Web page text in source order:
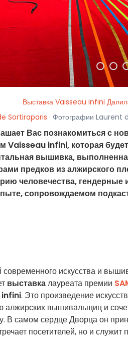
Выставка Vaisseau infini
Sortiraparis · Фотографии Laurent
Вас познакомиться с
Vaisseau infini, которая
вышивка,
предков из алжирского
человечества,
сопровождаемом
искусства и
выставкалауреата премии
. Это произведение
алжирских вышивальщиц и
В самом сердце Дворца он
посетителей, но и